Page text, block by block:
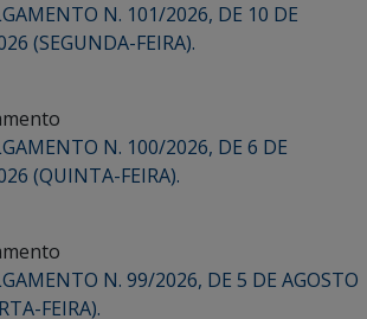
N. 101/2026, DE 10 DE
(SEGUNDA-FEIRA).
N. 100/2026, DE 6 DE
(QUINTA-FEIRA).
N. 99/2026, DE 5 DE AGOSTO
FEIRA).